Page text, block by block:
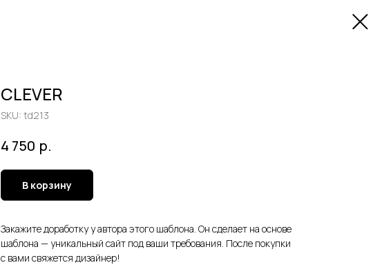
CLEVER
SKU: td213
4 750 р.
В корзину
Закажите доработку у автора этого шаблона. Он сделает на основе
шаблона — уникальный сайт под ваши требования. После покупки
с вами свяжется дизайнер!